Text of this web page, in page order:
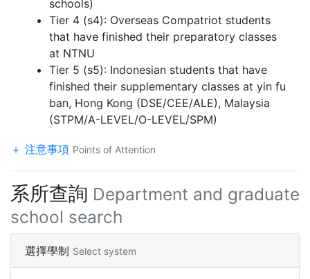
schools)
Tier 4 (s4): Overseas Compatriot students
that have finished their preparatory classes
at NTNU
Tier 5 (s5): Indonesian students that have
finished their supplementary classes at yin fu
ban, Hong Kong (DSE/CEE/ALE), Malaysia
(STPM/A-LEVEL/O-LEVEL/SPM)
注意事項 Points of Attention
系所查詢 Department and graduate
school search
選擇學制 Select system